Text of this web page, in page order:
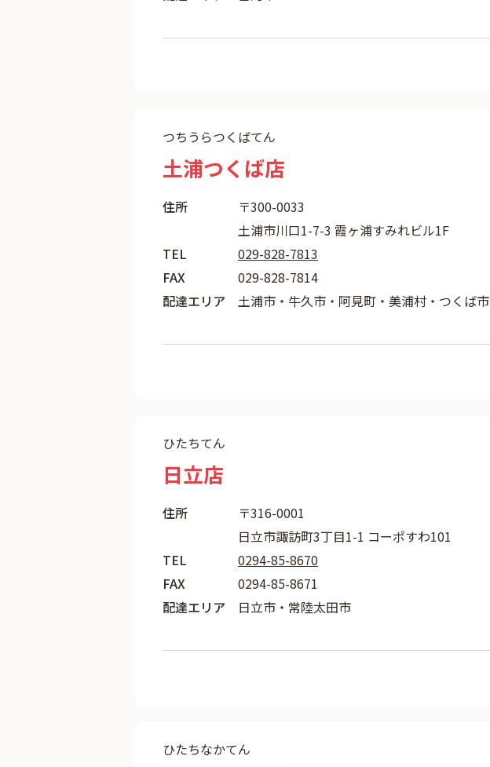
つちうらつくばてん
土浦つくば店
住所
〒300-0033
土浦市川口1-7-3 霞ヶ浦すみれビル1F
TEL
029-828-7813
FAX
029-828-7814
配達エリア
土浦市・牛久市・阿見町・美浦村・つくば市
ひたちてん
日立店
住所
〒316-0001
日立市諏訪町3丁目1-1 コーポすわ101
TEL
0294-85-8670
FAX
0294-85-8671
配達エリア
日立市・常陸太田市
ひたちなかてん